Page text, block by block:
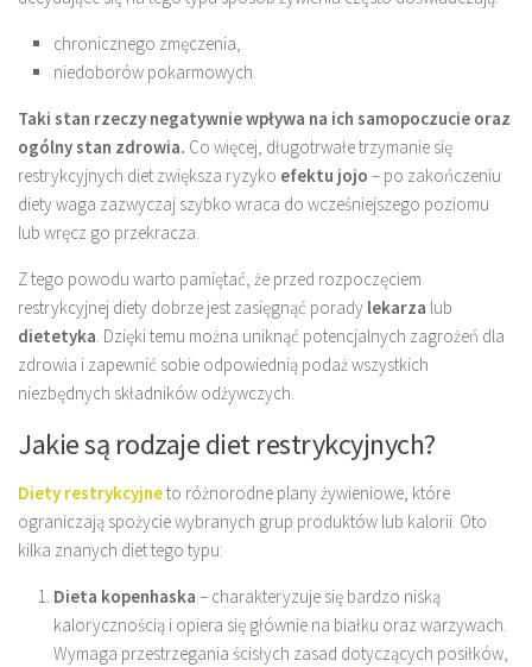
chronicznego zmęczenia,
niedoborów pokarmowych.
Taki stan rzeczy negatywnie wpływa na ich samopoczucie oraz
ogólny stan zdrowia. Co więcej, długotrwałe trzymanie się
restrykcyjnych diet zwiększa ryzyko efektu jojo – po zakończeniu
diety waga zazwyczaj szybko wraca do wcześniejszego poziomu
lub wręcz go przekracza.
Z tego powodu warto pamiętać, że przed rozpoczęciem
restrykcyjnej diety dobrze jest zasięgnąć porady lekarza lub
dietetyka. Dzięki temu można uniknąć potencjalnych zagrożeń dla
zdrowia i zapewnić sobie odpowiednią podaż wszystkich
niezbędnych składników odżywczych.
Jakie są rodzaje diet restrykcyjnych?
Diety restrykcyjneto różnorodne plany żywieniowe, które
ograniczają spożycie wybranych grup produktów lub kalorii. Oto
kilka znanych diet tego typu:
Dieta kopenhaska – charakteryzuje się bardzo niską
kalorycznością i opiera się głównie na białku oraz warzywach.
Wymaga przestrzegania ścisłych zasad dotyczących posiłków,